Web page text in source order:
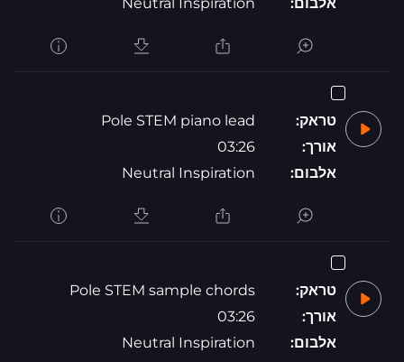
טראק:
Pole STEM piano lead
אורך:
03:26
אלבום:
Neutral Inspiration
טראק:
Pole STEM sample chords
אורך:
03:26
אלבום:
Neutral Inspiration